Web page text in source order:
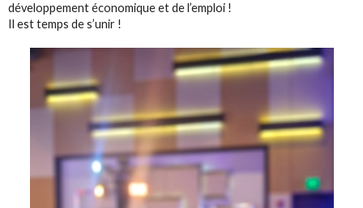
développement économique et de l’emploi !
Il est temps de s’unir !